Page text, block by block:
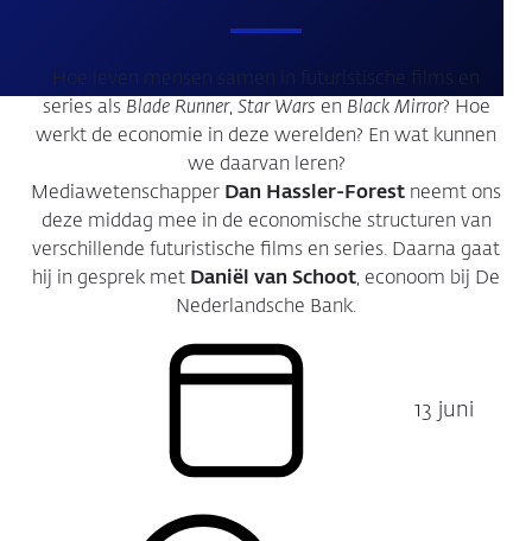
Hoe leven mensen samen in futuristische films en
series als Blade Runner, Star Wars en Black Mirror? Hoe
werkt de economie in deze werelden? En wat kunnen
we daarvan leren?
Mediawetenschapper Dan Hassler-Forest neemt ons
deze middag mee in de economische structuren van
verschillende futuristische films en series. Daarna gaat
hij in gesprek met Daniël van Schoot, econoom bij De
Nederlandsche Bank.
13 juni